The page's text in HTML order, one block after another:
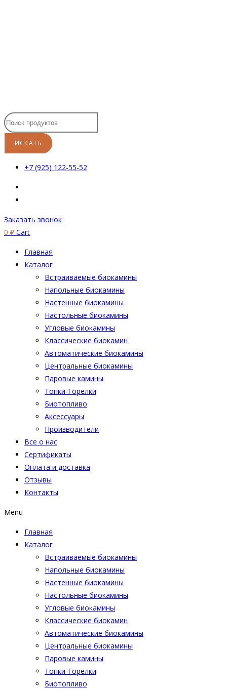
+7 (925) 122-55-52
Заказать звонок
0 ₽ Cart
Главная
Каталог
Встраиваемые биокамины
Напольные биокамины
Настенные биокамины
Настoльные биокамины
Угловые биокамины
Классические биокамин
Автоматические биокамины
Центральные биокамины
Паровые камины
Топки-Горелки
Биотопливо
Аксессуары
Производители
Все о нас
Сертификаты
Оплата и доставка
Отзывы
Контакты
Menu
Главная
Каталог
Встраиваемые биокамины
Напольные биокамины
Настенные биокамины
Настoльные биокамины
Угловые биокамины
Классические биокамин
Автоматические биокамины
Центральные биокамины
Паровые камины
Топки-Горелки
Биотопливо